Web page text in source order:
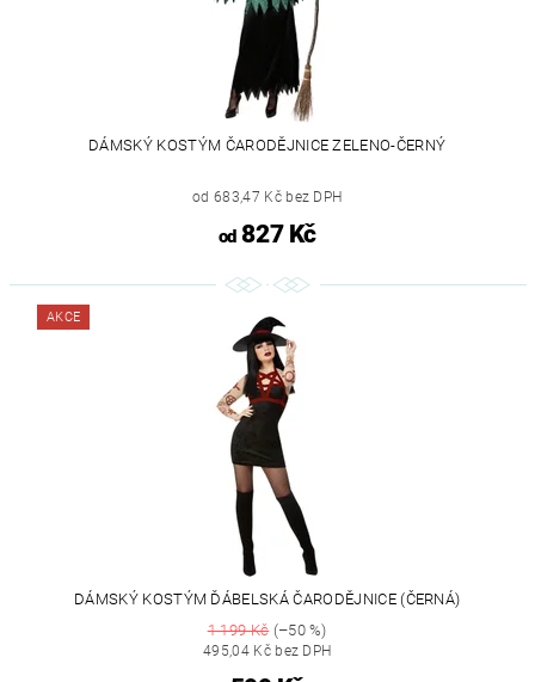
DÁMSKÝ KOSTÝM ČARODĚJNICE ZELENO-ČERNÝ
od 683,47 Kč bez DPH
od827 Kč
AKCE
DÁMSKÝ KOSTÝM ĎÁBELSKÁ ČARODĚJNICE (ČERNÁ)
1 199 Kč(–50 %)
495,04 Kč bez DPH